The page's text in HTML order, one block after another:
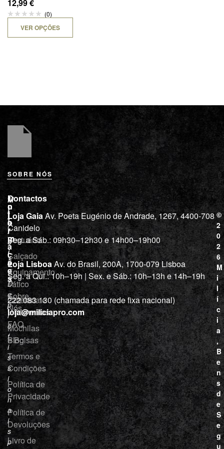
12,99€
(0)
VER OPÇÕES
SOBRE NÓS
M
i
l
í
c
i
a
“
D
e
p
r
o
f
i
s
s
i
o
n
a
i
s
p
L
o
j
a
Vestuário
Calçado
Equipamento
Tático
Cutelaria e
ferramentas
Mochilas
e Bolsas
I
n
f
o
r
m
a
ç
õ
e
s
Sobre
Nós
FAQ
Blog
Termos e
Condições
Política de
Privacidade
Política de
Devoluções
Livro de
Contactos
Loja GaiaAv. Poeta Eugénio de Andrade, 1267, 4400-708
Canidelo
Seg. a Sáb.: 09h30–12h30 e 14h00–19h00
Loja LisboaAv. do Brasil, 200A, 1700-079 Lisboa
Seg. a Qui.: 10h–19h | Sex. e Sáb.: 10h–13h e 14h–19h
222 083 130 (chamada para rede fixa nacional)
loja@miliciapro.com
©
2
0
2
6
M
i
l
í
c
i
a
,
B
e
n
s
d
e
S
e
g
u